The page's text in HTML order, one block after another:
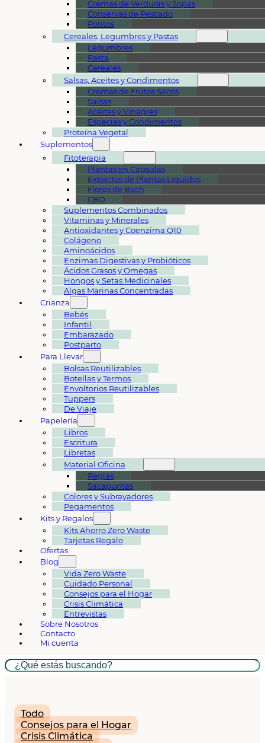
Cremas de Verduras y Sopas
Conservas de Pescado
Potitos
Cereales, Legumbres y Pastas
Legumbres
Pasta
Cereales
Salsas, Aceites y Condimentos
Cremas de Frutos Secos
Salsas
Aceites y Vinagres
Especias y Condimentos
Proteína Vegetal
Suplementos
Fitoterapia
Plantas en Cápsulas
Extractos de Plantas Líquidos
Flores de Bach
CBD
Suplementos Combinados
Vitaminas y Minerales
Antioxidantes y Coenzima Q10
Colágeno
Aminoácidos
Enzimas Digestivas y Probióticos
Ácidos Grasos y Omegas
Hongos y Setas Medicinales
Algas Marinas Concentradas
Crianza
Bebés
Infantil
Embarazado
Postparto
Para Llevar
Bolsas Reutilizables
Botellas y Termos
Envoltorios Reutilizables
Tuppers
De Viaje
Papelería
Libros
Escritura
Libretas
Material Oficina
Reglas
Sacapuntas
Colores y Subrayadores
Pegamentos
Kits y Regalos
Kits Ahorro Zero Waste
Tarjetas Regalo
Ofertas
Blog
Vida Zero Waste
Cuidado Personal
Consejos para el Hogar
Crisis Climática
Entrevistas
Sobre Nosotros
Contacto
Mi cuenta
Buscar
Cocina Zero Waste
Todo
Consejos para el Hogar
Crisis Climática